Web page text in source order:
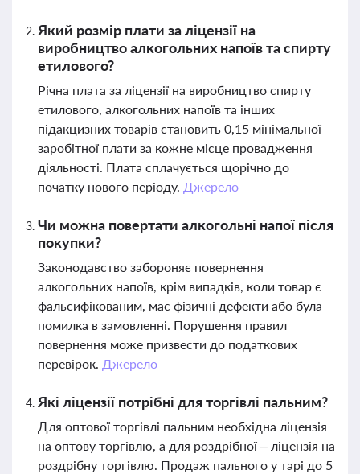
Який розмір плати за ліцензії на
виробництво алкогольних напоїв та спирту
етилового?
Річна плата за ліцензії на виробництво спирту
етилового, алкогольних напоїв та інших
підакцизних товарів становить 0,15 мінімальної
заробітної плати за кожне місце провадження
діяльності. Плата сплачується щорічно до
початку нового періоду. Джерело
Чи можна повертати алкогольні напої після
покупки?
Законодавство забороняє повернення
алкогольних напоїв, крім випадків, коли товар є
фальсифікованим, має фізичні дефекти або була
помилка в замовленні. Порушення правил
повернення може призвести до податкових
перевірок. Джерело
Які ліцензії потрібні для торгівлі пальним?
Для оптової торгівлі пальним необхідна ліцензія
на оптову торгівлю, а для роздрібної – ліцензія на
роздрібну торгівлю. Продаж пального у тарі до 5